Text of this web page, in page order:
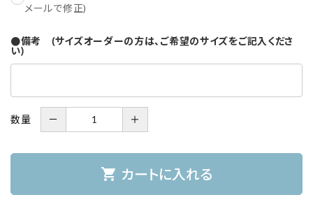
メールで修正)
●備考 (サイズオーダーの方は、ご希望のサイズをご記入くださ
い)
数量 － ＋
shopping_cart カートに入れる